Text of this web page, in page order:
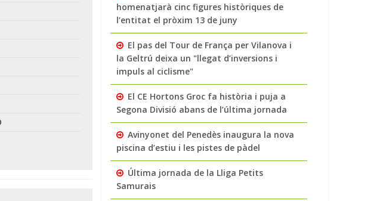
homenatjarà cinc figures històriques de
l’entitat el pròxim 13 de juny
El pas del Tour de França per Vilanova i
la Geltrú deixa un "llegat d’inversions i
impuls al ciclisme"
El CE Hortons Groc fa història i puja a
Segona Divisió abans de l’última jornada
Avinyonet del Penedès inaugura la nova
piscina d’estiu i les pistes de pàdel
Última jornada de la Lliga Petits
Samurais